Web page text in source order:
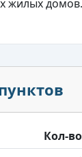
жилых домов.
Кол-